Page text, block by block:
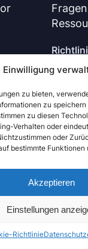
Einwilligung
zu bieten,
zu
zu diesen
Verhalten oder
oder
bestimmte
Akzeptieren
Einstellungen
Richtlinie
Mind· Alle